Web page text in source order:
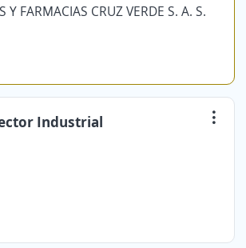
Y FARMACIAS CRUZ VERDE S. A. S.
Industrial